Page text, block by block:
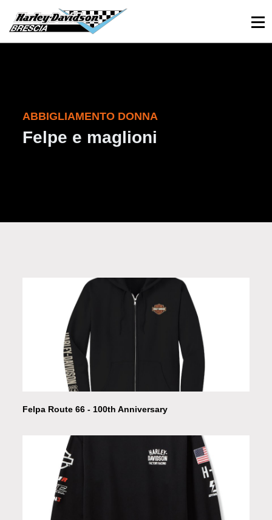
030 3366984 Viale Sant’Eufemia, 26 - Brescia
ABBIGLIAMENTO DONNA
Felpe e maglioni
Felpa Route 66 - 100th Anniversary